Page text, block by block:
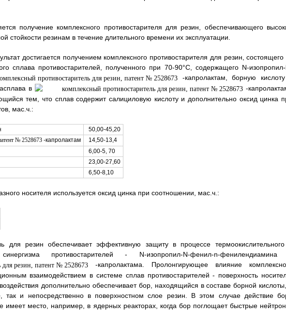
получение комплексного противостарителя для резин, обеспечивающего
стойкости резинам в течение длительного времени их эксплуатации.
достигается получением комплексного противостарителя для резин, состоящего
сплава противостарителей, полученного при 70-90°C, содержащего N-
-капролактам, борную
в
-
тем, что сплав содержит салициловую кислоту и дополнительно оксид цинка
мас.ч.:
50,00-45,20
-капролактам
14,50-13,4
6,00-5, 70
23,00-27,60
6,50-8,10
носителя используется оксид цинка при соотношении, мас.ч.:
для резин обеспечивает эффективную защиту в процессе
противостарителей - N-изопропил-N-фенил-n-
-капролактама. Пролонгирующее влияние
взаимодействием в системе сплав противостарителей - поверхность
дополнительно обеспечивает бор, находящийся в составе борной
так и непосредственно в поверхностном слое резин. В этом случае действие
имеет место, например, в ядерных реакторах, когда бор поглощает быстрые